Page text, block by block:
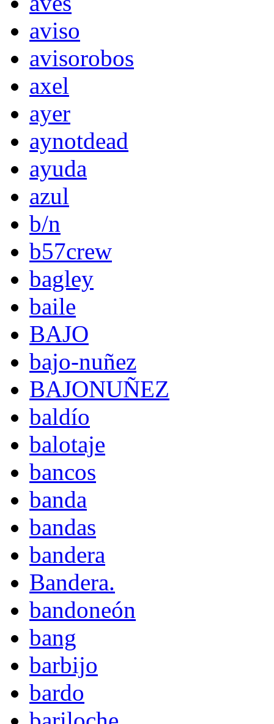
aviso
avisorobos
axel
ayer
aynotdead
ayuda
azul
b/n
b57crew
bagley
baile
BAJO
bajo-nuñez
BAJONUÑEZ
baldío
balotaje
bancos
banda
bandas
bandera
Bandera.
bandoneón
bang
barbijo
bardo